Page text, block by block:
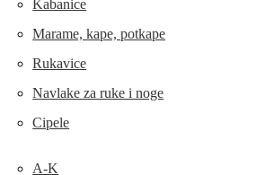
Kabanice
Marame, kape, potkape
Rukavice
Navlake za ruke i noge
Cipele
A-K